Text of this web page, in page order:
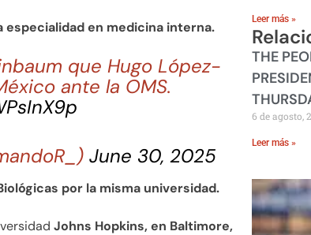
especialidad en medicina interna.
que Hugo López-
ante la OMS.
June 30, 2025
por la misma universidad.
Johns Hopkins, en Baltimore,
Leer más »
THE
6 de agosto,
Leer más »